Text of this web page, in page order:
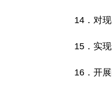
14．对
15．实
16．开